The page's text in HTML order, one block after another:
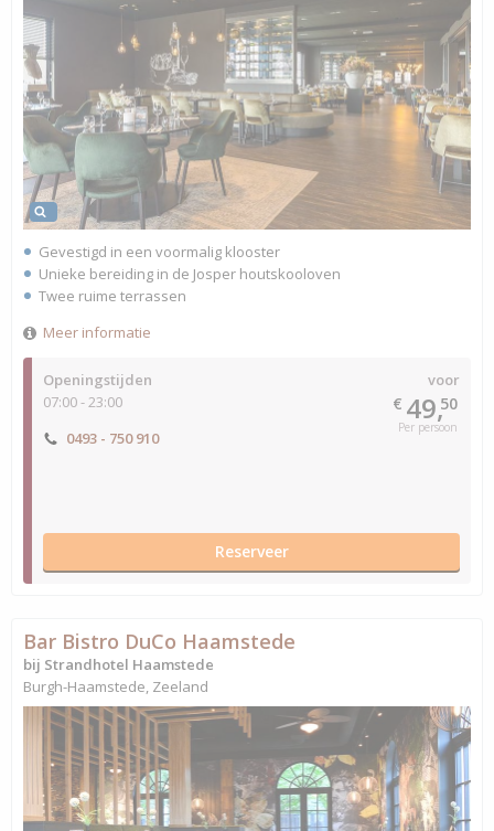
Openingstijden
07:00 - 23:00
voor
€ 49,50
Per persoon
0493 - 750 910
Reserveer
Gevestigd in een voormalig klooster
Unieke bereiding in de Josper houtskooloven
Twee ruime terrassen
Meer informatie
Bar Bistro DuCo Haamstede
bij Strandhotel Haamstede
Burgh-Haamstede, Zeeland